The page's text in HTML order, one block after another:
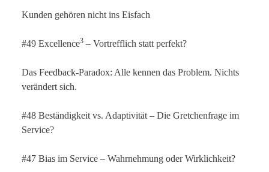
Kunden gehören nicht ins Eisfach
#49 Excellence3 – Vortrefflich statt perfekt?
Das Feedback-Paradox: Alle kennen das Problem. Nichts
verändert sich.
#48 Beständigkeit vs. Adaptivität – Die Gretchenfrage im
Service?
#47 Bias im Service – Wahrnehmung oder Wirklichkeit?